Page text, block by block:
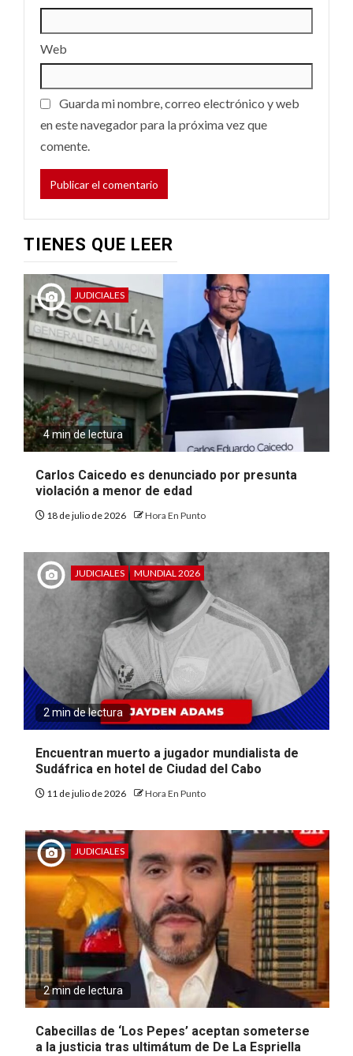
Web
Guarda mi nombre, correo electrónico y web
en este navegador para la próxima vez que
comente.
TIENES QUE LEER
JUDICIALES
4 min de lectura
Carlos Caicedo es denunciado por presunta
violación a menor de edad
18 de julio de 2026 Hora En Punto
JUDICIALES MUNDIAL 2026
2 min de lectura
Encuentran muerto a jugador mundialista de
Sudáfrica en hotel de Ciudad del Cabo
11 de julio de 2026 Hora En Punto
JUDICIALES
2 min de lectura
Cabecillas de ‘Los Pepes’ aceptan someterse
a la justicia tras ultimátum de De La Espriella